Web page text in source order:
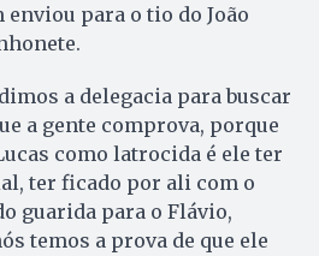
enviou para o tio do João
a delegacia para buscar
a gente comprova, porque
como latrocida é ele ter
ter ficado por ali com o
guarida para o Flávio,
temos a prova de que ele